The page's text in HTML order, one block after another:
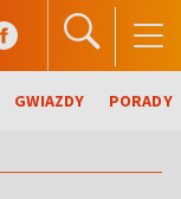
GWIAZDY PORADY